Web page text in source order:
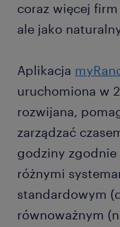
coraz więcej
ale jako
Aplikacja
uruchomiona w
rozwijana,
zarządzać
godziny zgodnie
różnymi
standardowym
równoważnym